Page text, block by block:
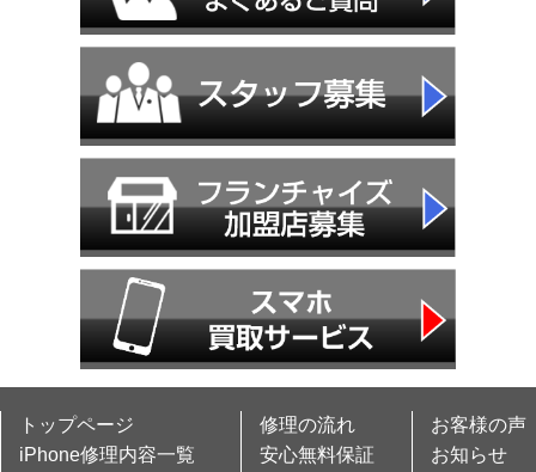
トップページ
iPhone修理内容一覧
修理の流れ
安心無料保証
お客様の声
お知らせ